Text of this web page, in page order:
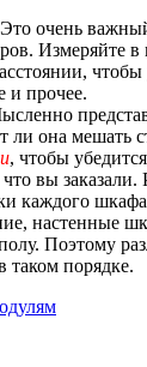
очень
Измеряйте в
чтобы
и прочее.
ли она мешать
, чтобы
вы заказали.
каждого
настенные
Поэтому
таком порядке.